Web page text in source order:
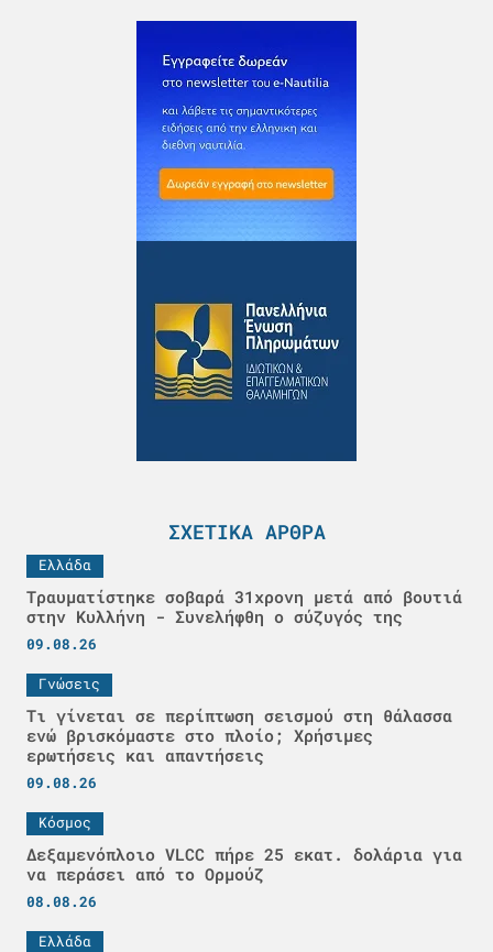
ΣΧΕΤΙΚΆ ΆΡΘΡΑ
Ελλάδα
Τραυματίστηκε σοβαρά 31χρονη μετά από βουτιά
στην Κυλλήνη - Συνελήφθη ο σύζυγός της
09.08.26
Γνώσεις
Τι γίνεται σε περίπτωση σεισμού στη θάλασσα
ενώ βρισκόμαστε στο πλοίο; Χρήσιμες
ερωτήσεις και απαντήσεις
09.08.26
Κόσμος
Δεξαμενόπλοιο VLCC πήρε 25 εκατ. δολάρια για
να περάσει από το Ορμούζ
08.08.26
Ελλάδα